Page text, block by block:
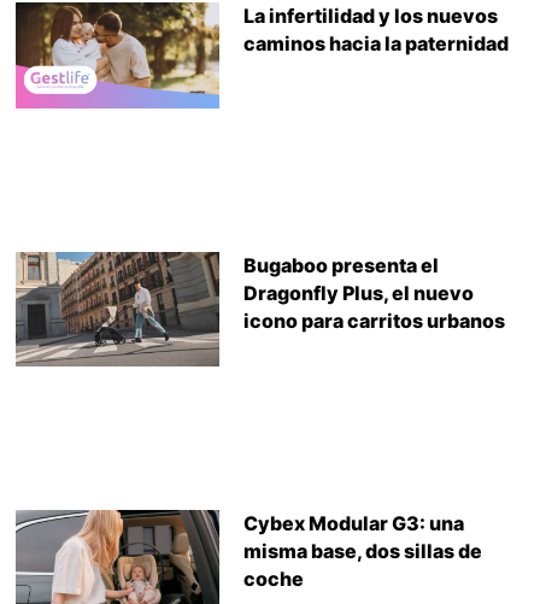
La infertilidad y los nuevos
caminos hacia la paternidad
Bugaboo presenta el
Dragonfly Plus, el nuevo
icono para carritos urbanos
Cybex Modular G3: una
misma base, dos sillas de
coche